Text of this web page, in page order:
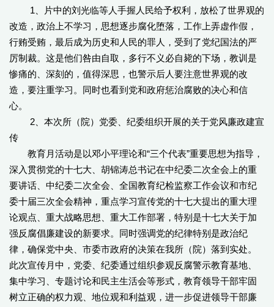
1、片中的刘光临等人手握人民给予权利，放松了世界观的
改造，政治上不学习，思想逐步腐化堕落，工作上弄虚作假，
行贿受贿，最后成为历史和人民的罪人，受到了党纪国法的严
厉制裁。这是他们咎由自取，多行不义必自毙的下场，教训是
惨痛的、深刻的，值得深思，也警示后人要注意世界观的改
造，要注重学习。同时也看到党和政府惩治腐败的决心和信
心。
2、本次所（院）党委、纪委组织开展的关于党风廉政建宣
传
教育月活动是以邓小平理论和“三个代表”重要思想为指导，
深入贯彻党的十七大、胡锦涛总书记在中纪委二次全会上的重
要讲话、中纪委二次全会、全国教育纪检监察工作会议和市纪
委十届三次全会精神，重点学习宣传党的十七大提出的重大理
论观点、重大战略思想、重大工作部署，特别是十七大关于加
强反腐倡廉建设的新要求。同时强调党的纪律特别是政治纪
律，确保党中央、市委市政府的决策在我所（院）落到实处。
此次宣传月中，党委、纪委通过组织参观反腐警示教育基地、
集中学习、专题讨论和民主生活会等形式，教育领导干部牢固
树立正确的权力观、地位观和利益观，进一步促进领导干部廉